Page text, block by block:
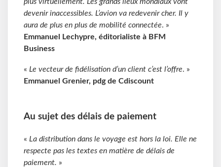
plus virtuellement. Les grands lieux mondiaux vont
devenir inaccessibles. L’avion va redevenir cher. Il y
aura de plus en plus de mobilité connectée. »
Emmanuel Lechypre, éditorialiste à BFM
Business
« Le vecteur de fidélisation d’un client c’est l’offre. »
Emmanuel Grenier, pdg de Cdiscount
Au sujet des délais de paiement
« La distribution dans le voyage est hors la loi. Elle ne
respecte pas les textes en matière de délais de
paiement. »